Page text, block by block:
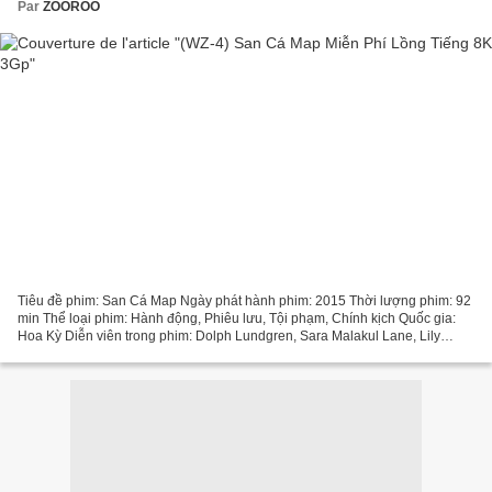
Par ZOOROO
Tiêu đề phim: San Cá Map Ngày phát hành phim: 2015 Thời lượng phim: 92
min Thể loại phim: Hành động, Phiêu lưu, Tội phạm, Chính kịch Quốc gia:
Hoa Kỳ Diễn viên trong phim: Dolph Lundgren, Sara Malakul Lane, Lily